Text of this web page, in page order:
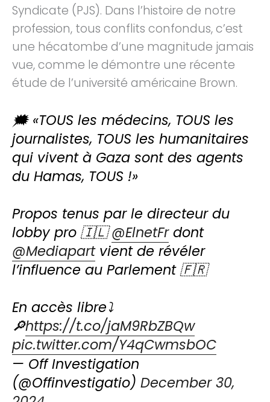
Syndicate (PJS). Dans l’histoire de notre
profession, tous conflits confondus, c’est
une hécatombe d’une magnitude jamais
vue, comme le démontre une récente
étude de l’université américaine Brown.
🗯️ «TOUS les médecins, TOUS les
journalistes, TOUS les humanitaires
qui vivent à Gaza sont des agents
du Hamas, TOUS !»
Propos tenus par le directeur du
lobby pro 🇮🇱@ElnetFrdont
@Mediapartvient de révéler
l’influence au Parlement 🇫🇷
En accès libre⤵️
🔎https://t.co/jaM9RbZBQw
pic.twitter.com/Y4qCwmsbOC
— Off Investigation
(@Offinvestigatio) December 30,